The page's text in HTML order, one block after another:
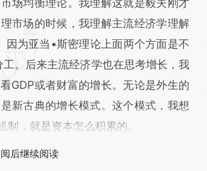
场均衡理论。我理解这就是毅夫刚才
市场的时候，我理解主流经济学理解
为亚当•斯密理论上面两个方面是不
。后来主流经济学也在思考增长，我
GDP或者财富的增长。无论是外生的
新古典的增长模式。这个模式，我想
，就是资本怎么积累的。
后继续阅读